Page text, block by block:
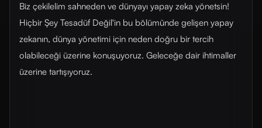
Biz çekilelim sahneden ve dünyayı yapay zeka yönetsin!
Hiçbir Şey Tesadüf Değil'in bu bölümünde gelişen yapay
zekanın, dünya yönetimi için neden doğru bir tercih
olabileceği üzerine konuşuyoruz. Geleceğe dair ihtimaller
üzerine tartışıyoruz.